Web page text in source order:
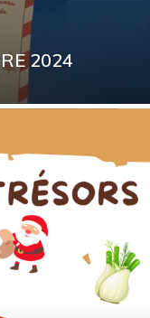
2024